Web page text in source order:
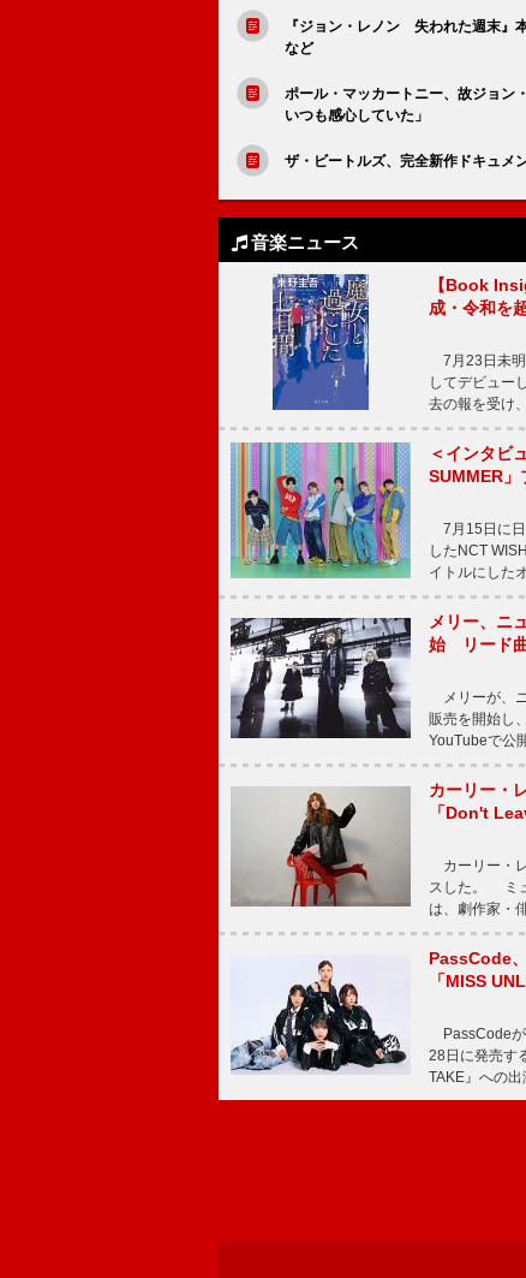
『ジョン・レノン 失われた週末』
など
ポール・マッカートニー、故ジョン
いつも感心していた」
ザ・ビートルズ、完全新作ドキュメ
音楽ニュース
【Book
成・令和を
7月23日未明
してデビュー
去の報を受け
＜インタビ
SUMMER」
7月15日に日
したNCT
イトルにした
メリー、ニ
始 リード
メリーが、
販売を開始し
YouTubeで
カーリー・
「Don't
カーリー・
スした。 ミ
は、劇作家・
PassCode
「MISS
PassCodeが
28日に発売す
TAKE』への